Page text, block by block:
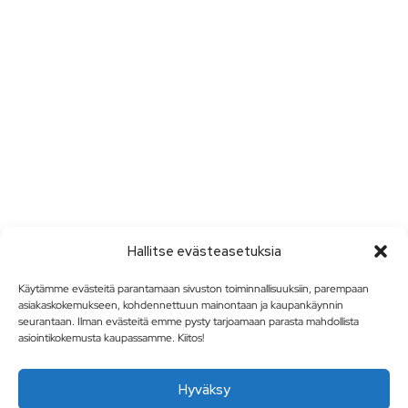
Hallitse evästeasetuksia
Käytämme evästeitä parantamaan sivuston toiminnallisuuksiin, parempaan
asiakaskokemukseen, kohdennettuun mainontaan ja kaupankäynnin
seurantaan. Ilman evästeitä emme pysty tarjoamaan parasta mahdollista
asiointikokemusta kaupassamme. Kiitos!
Hyväksy